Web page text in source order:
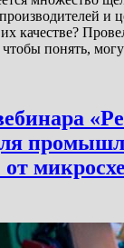
и
качестве?
чтобы понять,